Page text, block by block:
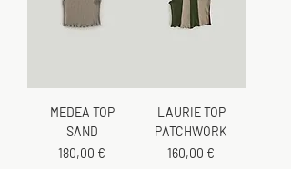
MEDEA TOP
SAND
Cena
180,00 €
LAURIE TOP
PATCHWORK
Cena
160,00 €